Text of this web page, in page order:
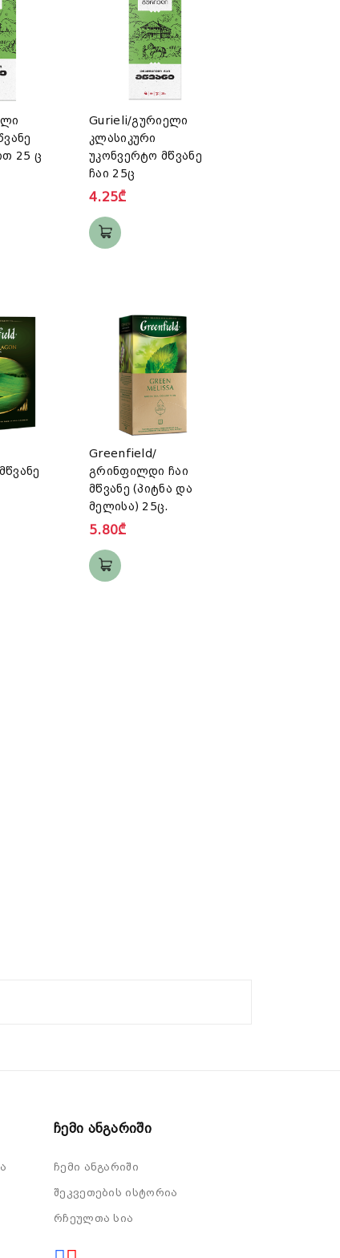
25 ც
Gurieli/გურიელი
კლასიკური
უკონვერტო მწვანე
ჩაი 25ც
4.25₾
Greenfield/
გრინფილდი ჩაი
მწვანე (პიტნა და
მელისა) 25ც.
5.80₾
Ჩემი Ანგარიში
ჩემი ანგარიში
შეკვეთების ისტორია
რჩეულთა სია